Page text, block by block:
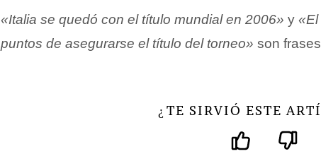
«Italia se quedó con el título mundial en 2006» y «El
puntos de asegurarse el título del torneo» son
¿ TE SIRVIÓ ESTE